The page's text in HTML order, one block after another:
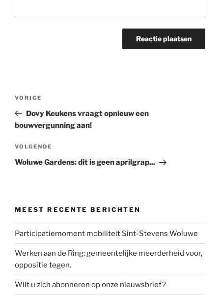
Vorig
bericht
VORIGE
Dovy Keukens vraagt opnieuw een
bouwvergunning aan!
Volgend
Bericht
VOLGENDE
Woluwe Gardens: dit is geen aprilgrap...
MEEST RECENTE BERICHTEN
Participatiemoment mobiliteit Sint-Stevens Woluwe
Werken aan de Ring: gemeentelijke meerderheid voor,
oppositie tegen.
Wilt u zich abonneren op onze nieuwsbrief?